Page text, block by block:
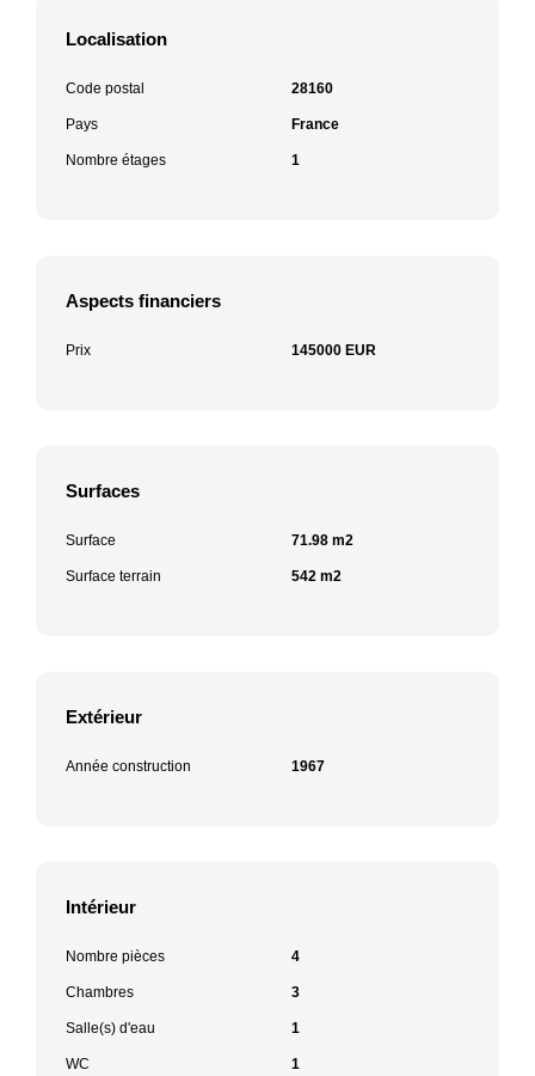
Localisation
Code postal 28160
Pays France
Nombre étages 1
Aspects financiers
Prix 145000 EUR
Surfaces
Surface 71.98 m2
Surface terrain 542 m2
Extérieur
Année construction 1967
Intérieur
Nombre pièces 4
Chambres 3
Salle(s) d'eau 1
WC 1